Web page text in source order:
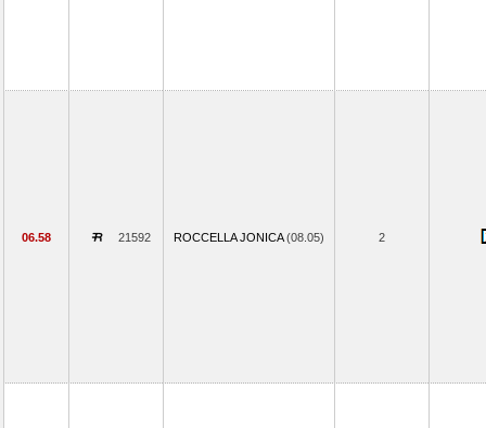
06.58 21592 ROCCELLA JONICA(08.05) 2